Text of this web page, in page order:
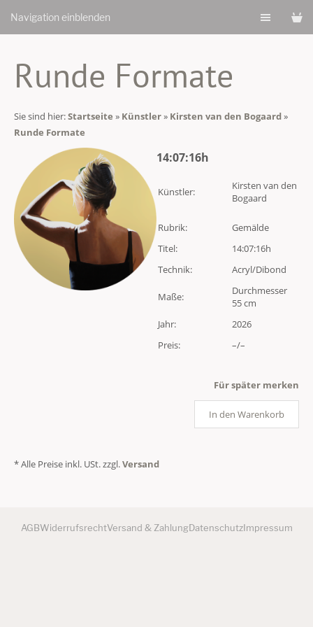
Navigation einblenden
Runde Formate
Sie sind hier:Startseite » Künstler» Kirsten van den Bogaard»
Runde Formate
14:07:16h
Künstler:
Kirsten van den
Bogaard
Rubrik:
Gemälde
Titel:
14:07:16h
Technik:
Acryl/Dibond
Maße:
Durchmesser
55 cm
Jahr:
2026
Preis:
–/–
Für später merken
In den Warenkorb
* Alle Preise inkl. USt. zzgl.Versand
AGBWiderrufsrechtVersand & ZahlungDatenschutzImpressum